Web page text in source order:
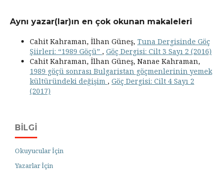
Aynı yazar(lar)ın en çok okunan makaleleri
Cahit Kahraman, İlhan Güneş, Tuna Dergisinde Göç
Şiirleri: “1989 Göçü” , Göç Dergisi: Cilt 3 Sayı 2 (2016)
Cahit Kahraman, İlhan Güneş, Nanae Kahraman,
1989 göçü sonrası Bulgaristan göçmenlerinin yemek
kültüründeki değişim , Göç Dergisi: Cilt 4 Sayı 2
(2017)
BILGI
Okuyucular İçin
Yazarlar İçin